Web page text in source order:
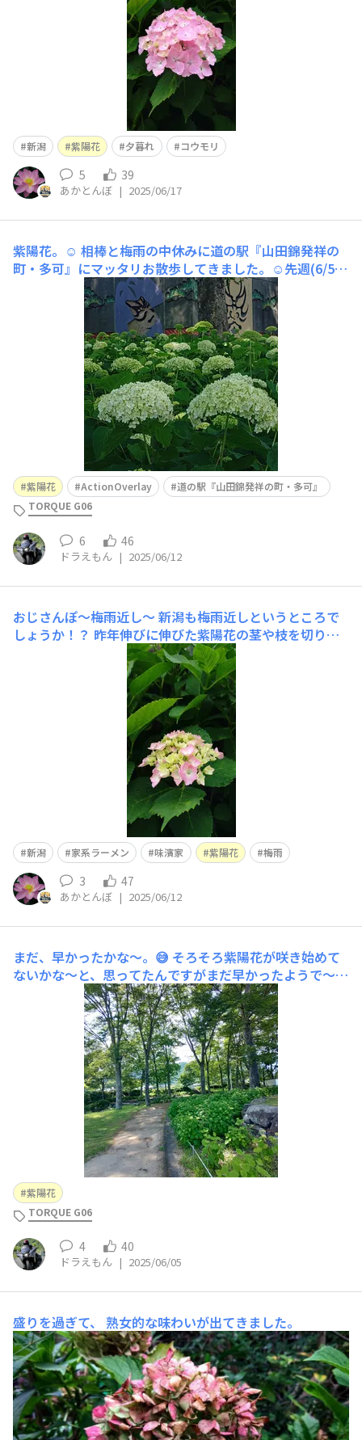
新潟 紫陽花 夕暮れ コウモリ
5 39
あかとんぼ | 2025/06/17
紫陽花。☺️ 相棒と梅雨の中休みに道の駅『山田錦発祥の
町・多可』にマッタリお散歩してきました。☺️先週(6/5)
より花を付けてました。☺️https://torque.kyocera.co.jp/
announcements/j1aqbjhd9eivgtts#shareModal奥には
👇休憩場スペースも有りますよ。
紫陽花 ActionOverlay
道の駅『山田錦発祥の町・多可』
TORQUE G06
6 46
ドラえもん | 2025/06/12
おじさんぽ〜梅雨近し〜 新潟も梅雨近しというところで
しょうか！？ 昨年伸びに伸びた紫陽花の茎や枝を切り落
としましたが、１年経てばまた立派に咲く様です。 まだ
梅雨ではないけど、他の地域では線状降水帯が発生して大
変な地域もあるようです。 皆さん、何処に住んでいても
あり得ることなので、気をつけましょ
新潟 家系ラーメン 味濱家 紫陽花 梅雨
3 47
あかとんぼ | 2025/06/12
まだ、早かったかな〜。😅 そろそろ紫陽花が咲き始めて
ないかな～と、思ってたんですがまだ早かったようで〜
す。😓😂😓 落ち込んで戻ろうとした時に、隅っこの方に
少しだけ咲いてました。☺️時期を見てまたの日に再トライ
ですね。😅😓😅昨年の１枚です。☺️
紫陽花
TORQUE G06
4 40
ドラえもん | 2025/06/05
盛りを過ぎて、 熟女的な味わいが出てきました。